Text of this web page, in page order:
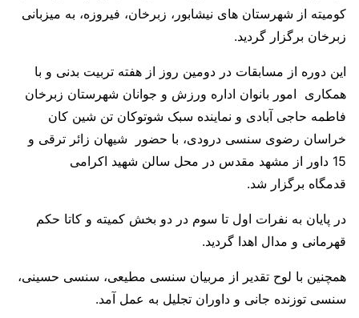
کومیته از شهرستان های نیشابور، زبرخان، فیروزه، به میزبانی
زبرخان برگزار گردید.
این دوره از مسابقات در دومین روز از هفته تربیت بدنی و با
همکاری امور بانوان اداره ورزش و جوانان شهرستان زبرخان
فاطمه حاجی آبادی و نماینده سبک شوتوکان تن شین کان
خراسان رضوی سنسی درودی، با حضور شیهان زائر ترقی و
15 داور از مشهد مقدس در محل سالن شهید اکرامی
قدمگاه برگزار شد.
در پایان به نفرات اول تا سوم در دو بخش کمیته و کاتا حکم
قهرمانی و مدال اهدا گردید.
همچنین با لوح تقدیر از مربیان سنسی مطیعی، سنسی حسینی،
سنسی توزنده جانی و داوران تجلیل به عمل آمد.